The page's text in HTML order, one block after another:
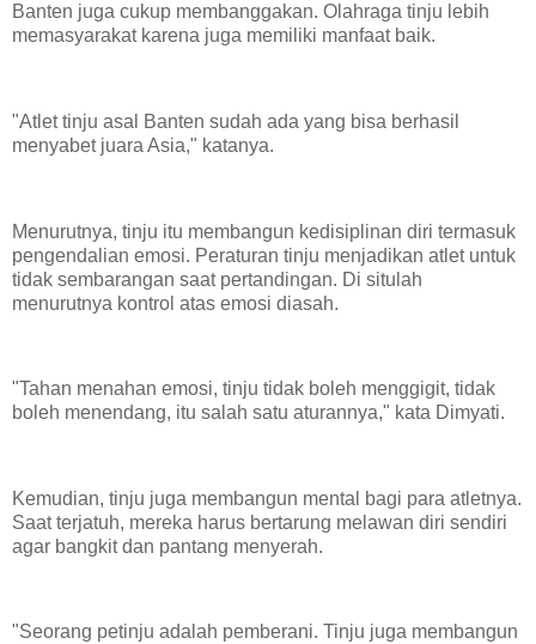
Banten juga cukup membanggakan. Olahraga tinju lebih
memasyarakat karena juga memiliki manfaat baik.
"Atlet tinju asal Banten sudah ada yang bisa berhasil
menyabet juara Asia," katanya.
Menurutnya, tinju itu membangun kedisiplinan diri termasuk
pengendalian emosi. Peraturan tinju menjadikan atlet untuk
tidak sembarangan saat pertandingan. Di situlah
menurutnya kontrol atas emosi diasah.
"Tahan menahan emosi, tinju tidak boleh menggigit, tidak
boleh menendang, itu salah satu aturannya," kata Dimyati.
Kemudian, tinju juga membangun mental bagi para atletnya.
Saat terjatuh, mereka harus bertarung melawan diri sendiri
agar bangkit dan pantang menyerah.
"Seorang petinju adalah pemberani. Tinju juga membangun